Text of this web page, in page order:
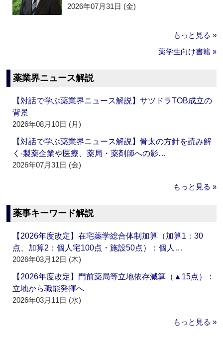
2026年07月31日 (金)
もっと見る »
薬学生向け書籍 »
薬業界ニュース解説
【対話で学ぶ薬業界ニュース解説】サツドラTOB成立の
背景
2026年08月10日 (月)
【対話で学ぶ薬業界ニュース解説】骨太の方針を読み解
く‐製薬企業や医療、薬局・薬剤師への影…
2026年07月31日 (金)
もっと見る »
薬事キーワード解説
【2026年度改定】在宅薬学総合体制加算（加算1：30
点、加算2：個人宅100点・施設50点）：個人…
2026年03月12日 (木)
【2026年度改定】門前薬局等立地依存減算（▲15点）：
立地から職能発揮へ
2026年03月11日 (水)
もっと見る »